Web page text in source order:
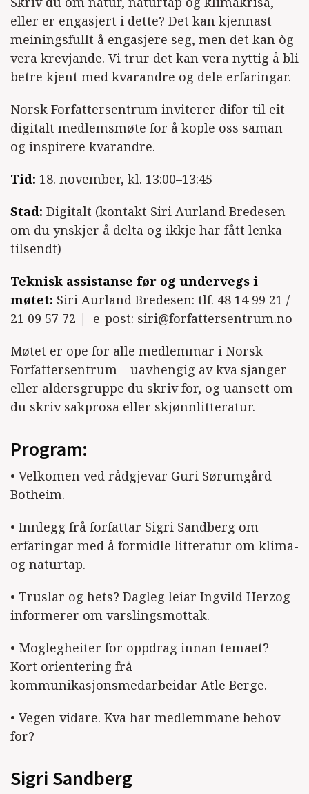
eller er engasjert i dette? Det kan kjennast
meiningsfullt å engasjere seg, men det kan òg
vera krevjande. Vi trur det kan vera nyttig å bli
betre kjent med kvarandre og dele erfaringar.
Norsk Forfattersentrum inviterer difor til eit
digitalt medlemsmøte for å kople oss saman
og inspirere kvarandre.
Tid: 18. november, kl. 13:00–13:45
Stad: Digitalt (kontakt Siri Aurland Bredesen
om du ynskjer å delta og ikkje har fått lenka
tilsendt)
Teknisk assistanse før og undervegs i
møtet: Siri Aurland Bredesen: tlf. 48 14 99 21 /
21 09 57 72 | e-post: siri@forfattersentrum.no
Møtet er ope for alle medlemmar i Norsk
Forfattersentrum – uavhengig av kva sjanger
eller aldersgruppe du skriv for, og uansett om
du skriv sakprosa eller skjønnlitteratur.
Program:
• Velkomen ved rådgjevar Guri Sørumgård
Botheim.
• Innlegg frå forfattar Sigri Sandberg om
erfaringar med å formidle litteratur om klima-
og naturtap.
• Truslar og hets? Dagleg leiar Ingvild Herzog
informerer om varslingsmottak.
• Moglegheiter for oppdrag innan temaet?
Kort orientering frå
kommunikasjonsmedarbeidar Atle Berge.
• Vegen vidare. Kva har medlemmane behov
for?
Sigri Sandberg